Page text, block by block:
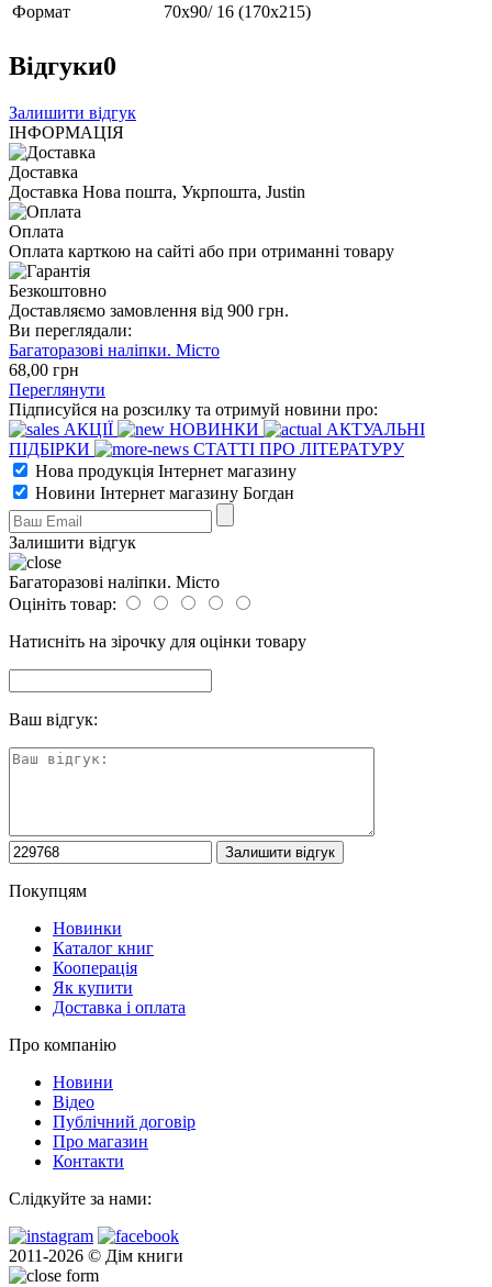
Формат
70х90/ 16 (170х215)
Відгуки0
Залишити відгук
ІНФОРМАЦІЯ
Доставка
Доставка Нова пошта, Укрпошта, Justin
Оплата
Оплата карткою на сайті або при отриманні товару
Безкоштовно
Доставляємо замовлення від 900 грн.
Ви переглядали:
Багаторазові наліпки. Місто
68,00 грн
Переглянути
Підписуйся на розсилку та отримуй новини про:
АКЦІЇ
НОВИНКИ
АКТУАЛЬНІ
ПІДБІРКИ
СТАТТІ ПРО ЛІТЕРАТУРУ
Нова продукція Інтернет магазину
Новини Інтернет магазину Богдан
Залишити відгук
Багаторазові наліпки. Місто
Оцініть товар:
Натисніть на зірочку для оцінки товару
Ваш відгук:
Покупцям
Новинки
Каталог книг
Кооперація
Як купити
Доставка і оплата
Про компанію
Новини
Відео
Публічний договір
Про магазин
Контакти
Слідкуйте за нами:
2011-2026 © Дім книги